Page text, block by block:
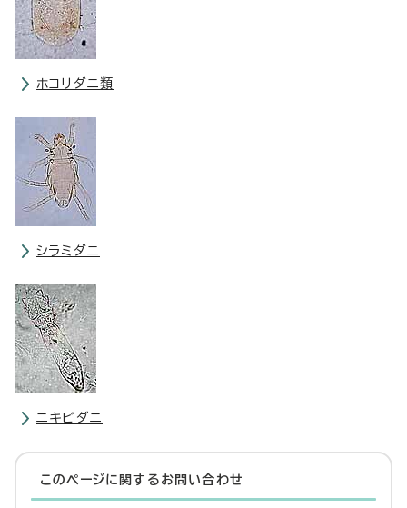
ホコリダニ類
シラミダニ
ニキビダニ
このページに関する お問い合わせ